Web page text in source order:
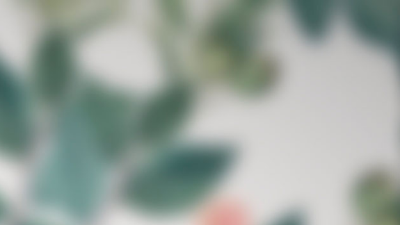
à propos